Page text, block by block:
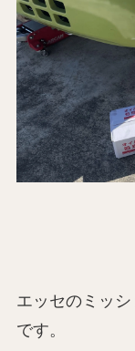
エッセのミッ
です。